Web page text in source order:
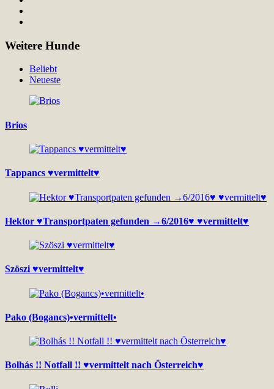
Weitere Hunde
Beliebt
Neueste
Brios
Tappancs ♥vermittelt♥
Hektor ♥Transportpaten gefunden →6/2016♥ ♥vermittelt♥
Szöszi ♥vermittelt♥
Pako (Bogancs)•vermittelt•
Bolhás !! Notfall !! ♥vermittelt nach Österreich♥